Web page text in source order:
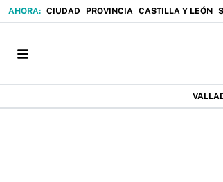
CIUDAD PROVINCIA CASTILLA Y LEÓN